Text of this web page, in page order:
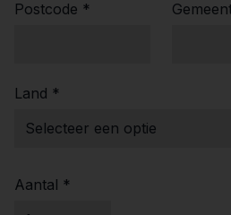
Postcode *
Land *
Aantal *